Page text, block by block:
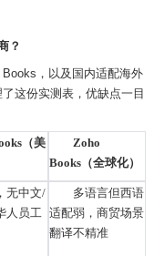
？
，以及国内适配海外
这份实测表，优缺点一目
（美
Zoho
Books（全球化）
无中文/
人员工
多语言但西语
适配弱，商贸场景
翻译不精准